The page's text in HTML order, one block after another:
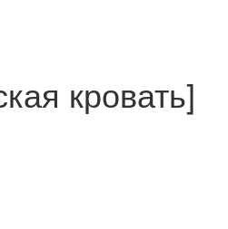
кровать]